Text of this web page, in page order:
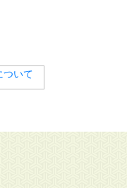
ついて